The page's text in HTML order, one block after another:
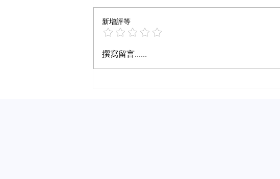
什么样内容算爆文
新增評等
撰寫留言......